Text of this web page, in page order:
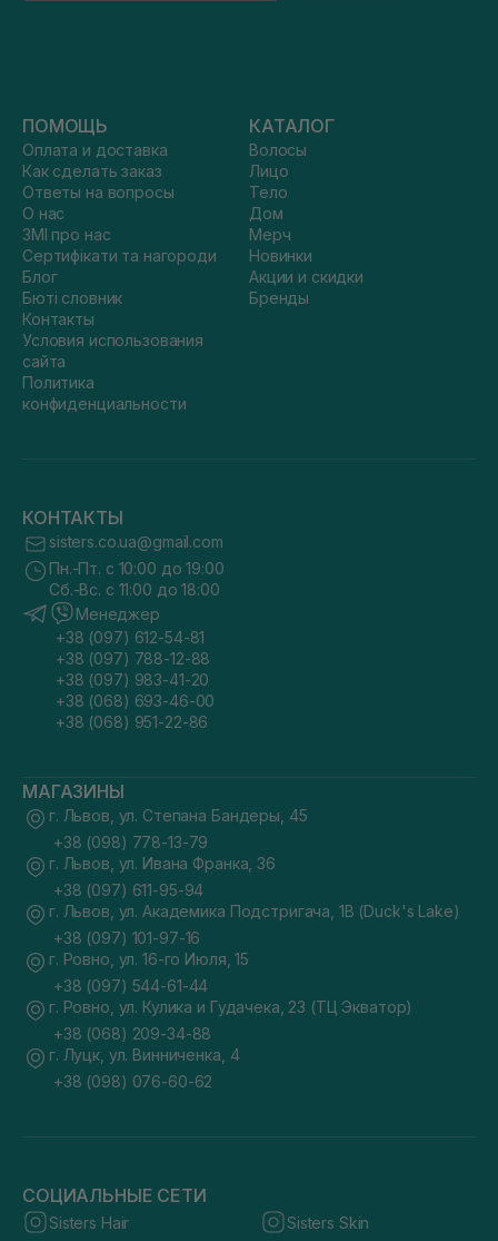
ПОМОЩЬ
Оплата и доставка
Как сделать заказ
Ответы на вопросы
О нас
ЗМІ про нас
Сертифікати та нагороди
Блог
Бюті словник
Контакты
Условия использования
сайта
Политика
конфиденциальности
КАТАЛОГ
Волосы
Лицо
Тело
Дом
Мерч
Новинки
Акции и скидки
Бренды
КОНТАКТЫ
sisters.co.ua@gmail.com
Пн.-Пт. с 10:00 до 19:00
Сб.-Вс. с 11:00 до 18:00
Менеджер
+38 (097) 612-54-81
+38 (097) 788-12-88
+38 (097) 983-41-20
+38 (068) 693-46-00
+38 (068) 951-22-86
МАГАЗИНЫ
г. Львов, ул. Степана Бандеры, 45
+38 (098) 778-13-79
г. Львов, ул. Ивана Франка, 36
+38 (097) 611-95-94
г. Львов, ул. Академика Подстригача, 1В (Duck's Lake)
+38 (097) 101-97-16
г. Ровно, ул. 16-го Июля, 15
+38 (097) 544-61-44
г. Ровно, ул. Кулика и Гудачека, 23 (ТЦ Экватор)
+38 (068) 209-34-88
г. Луцк, ул. Винниченка, 4
+38 (098) 076-60-62
СОЦИАЛЬНЫЕ СЕТИ
Sisters Hair Sisters Skin